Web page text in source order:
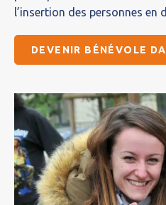
l’insertion des personnes en
DEVENIR BÉNÉVOLE